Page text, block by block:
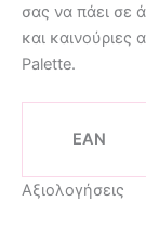
σας να πάει σε
και
Palette.
EAN
Αξιολογήσεις